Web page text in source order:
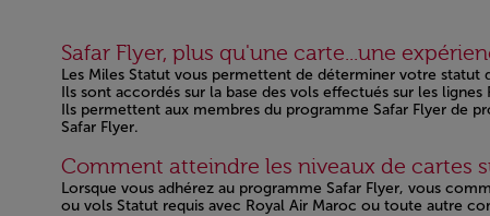
Safar Flyer, plus qu'une carte...une
Les Miles Statut vous permettent de déterminer votre statut
Ils sont accordés sur la base des vols effectués sur les
Ils permettent aux membres du programme Safar Flyer de
Safar Flyer.
Open in a new window
Comment atteindre les niveaux de cartes
Lorsque vous adhérez au programme Safar Flyer, vous
ou vols Statut requis avec Royal Air Maroc ou toute autre